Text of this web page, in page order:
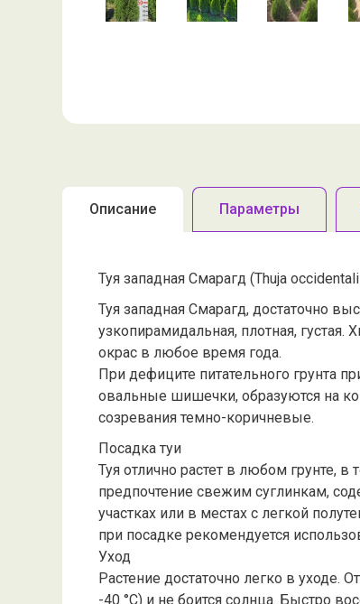
Описание Параметры
Туя западная Смарагд (Thuja
Туя западная Смарагд, достаточно
узкопирамидальная, плотная, густая.
окрас в любое время года.
При дефиците питательного грунта
овальные шишечки, образуются на
созревания темно-коричневые.
Посадка туи
Туя отлично растет в любом грунте,
предпочтение свежим суглинкам,
участках или в местах с легкой
при посадке рекомендуется
Уход
Растение достаточно легко в уходе.
-40 °С) и не боится солнца. Быстро